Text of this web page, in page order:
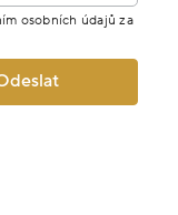
osobních údajů za